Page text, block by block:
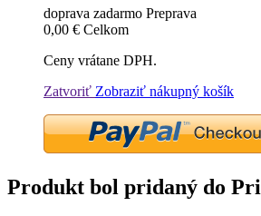
doprava zadarmo Preprava
0,00 € Celkom
Ceny vrátane DPH.
Zatvoriť Zobraziť nákupný košík
Produkt bol pridaný do